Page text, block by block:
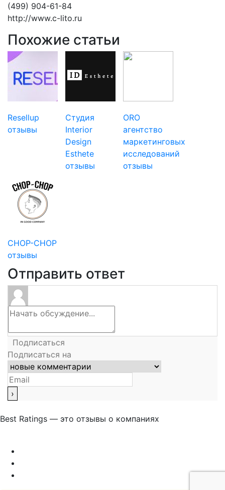
(499) 904-61-84
http://www.c-lito.ru
Похожие статьи
Resellup
отзывы
Студия
Interior
Design
Esthete
отзывы
ORO
агентство
маркетинговых
исследований
отзывы
CHOP-CHOP
отзывы
Отправить ответ
Подписаться
Подписаться на
Best Ratings — это отзывы о компаниях